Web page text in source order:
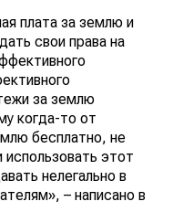
плата за землю и
свои права на
за землю
когда-то от
бесплатно, не
этот
нелегально в
– написано в